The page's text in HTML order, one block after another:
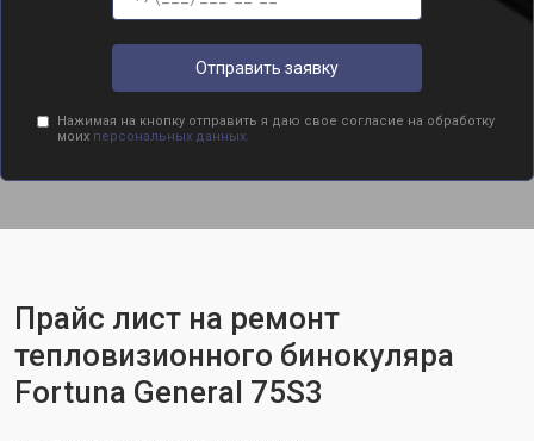
Отправить заявку
Нажимая на кнопку отправить я даю свое согласие на обработку
моих персональных данных.
Прайс лист на ремонт
тепловизионного бинокуляра
Fortuna General 75S3